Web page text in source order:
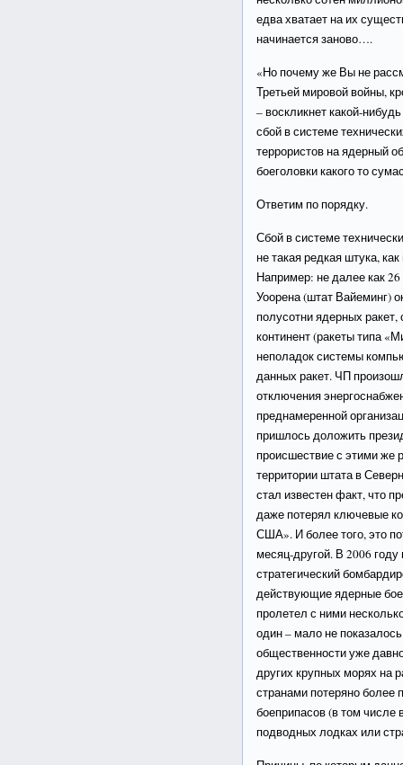
едва хватает на их
начинается заново….
«Но почему же Вы не
Третьей мировой войны,
– воскликнет какой-
сбой в системе
террористов на ядерный
боеголовки какого то
Ответим по порядку.
Сбой в системе
не такая редкая штука,
Например: не далее как
Уоорена (штат Вайеминг)
полусотни ядерных ракет,
континент (ракеты типа
неполадок системы
данных ракет. ЧП
отключения
преднамеренной
пришлось доложить
происшествие с этими же
территории штата в
стал известен факт, что
даже потерял ключевые
США». И более того, это
месяц-другой. В 2006
стратегический
действующие ядерные
пролетел с ними
один – мало не
общественности уже
других крупных морях на
странами потеряно
боеприпасов (в том числе
подводных лодках или